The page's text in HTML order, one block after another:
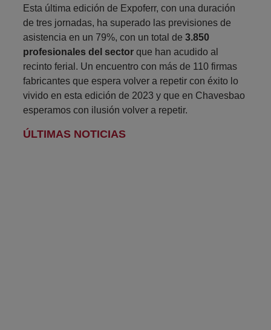
Esta última edición de Expoferr, con una duración
de tres jornadas, ha superado las previsiones de
asistencia en un 79%, con un total de 3.850
profesionales del sector que han acudido al
recinto ferial. Un encuentro con más de 110 firmas
fabricantes que espera volver a repetir con éxito lo
vivido en esta edición de 2023 y que en Chavesbao
esperamos con ilusión volver a repetir.
ÚLTIMAS NOTICIAS